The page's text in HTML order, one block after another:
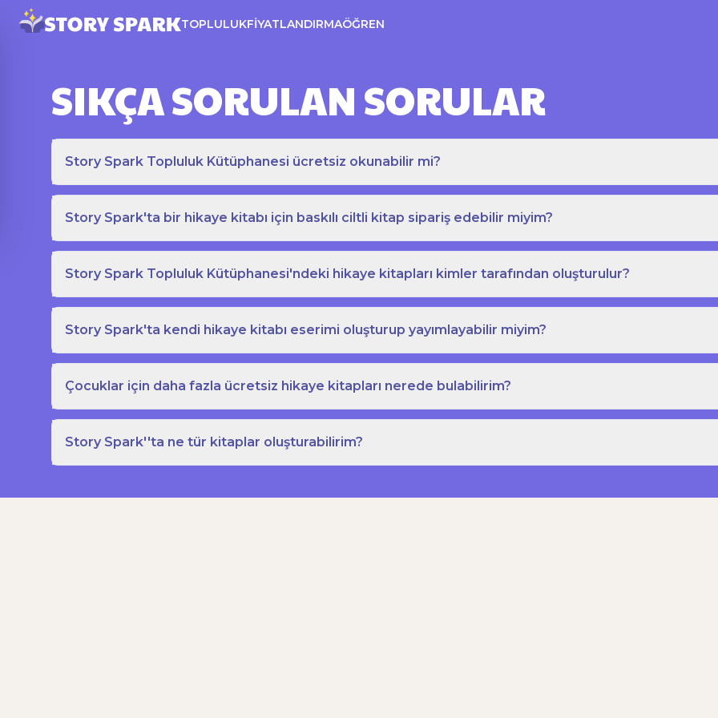
TOPLULUKFIYATLANDIRMAÖĞREN
SIKÇA SORULAN SORULAR
Story Spark Topluluk Kütüphanesi ücretsiz okunabilir mi?
Story Spark'ta bir hikaye kitabı için baskılı ciltli kitap sipariş edebilir miyim?
Story Spark Topluluk Kütüphanesi'ndeki hikaye kitapları kimler tarafından oluşturulur?
Story Spark'ta kendi hikaye kitabı eserimi oluşturup yayımlayabilir miyim?
Çocuklar için daha fazla ücretsiz hikaye kitapları nerede bulabilirim?
Story Spark''ta ne tür kitaplar oluşturabilirim?